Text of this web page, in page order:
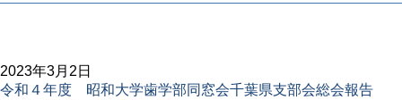
2023年3月2日
令和４年度 昭和大学歯学部同窓会千葉県支部会総会報告